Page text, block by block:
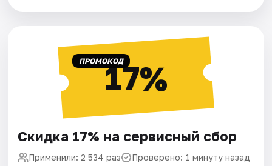
ПРОМОКОД17%
Скидка 17% на сервисный сбор
Применили: 2 534 раз Проверено: 1 минуту назад